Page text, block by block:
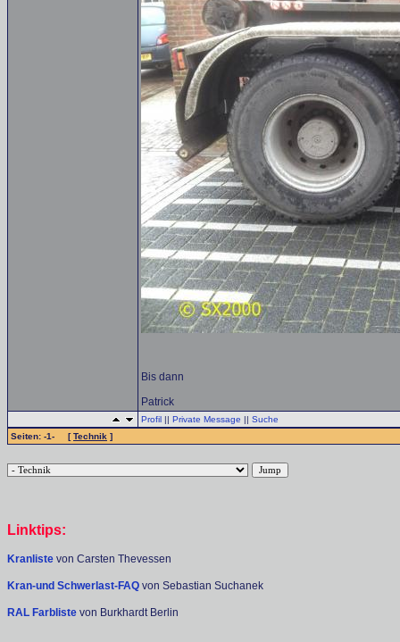
Bis dann
Patrick
Profil || Private Message || Suche
Seiten: -1- [Technik ]
Linktips:
Kranliste von Carsten Thevessen
Kran-und Schwerlast-FAQ von Sebastian Suchanek
RAL Farbliste von Burkhardt Berlin